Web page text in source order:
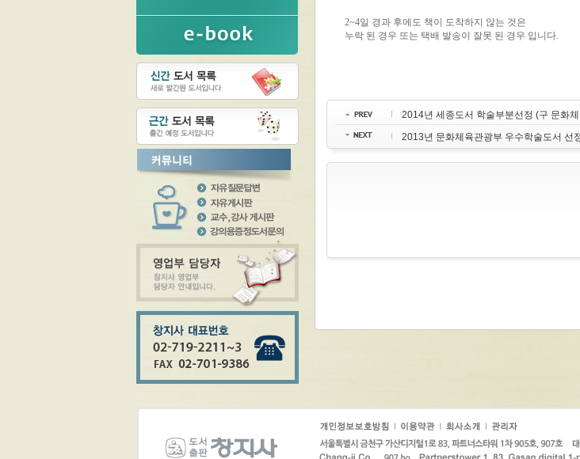
2014년 세종도서 학술부분선정 (구 문화
2013년 문화체육관광부 우수학술도서 선